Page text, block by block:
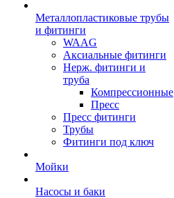
Металлопластиковые трубы
и фитинги
WAAG
Аксиальные фитинги
Нерж. фитинги и
труба
Компрессионные
Пресс
Пресс фитинги
Трубы
Фитинги под ключ
Мойки
Насосы и баки